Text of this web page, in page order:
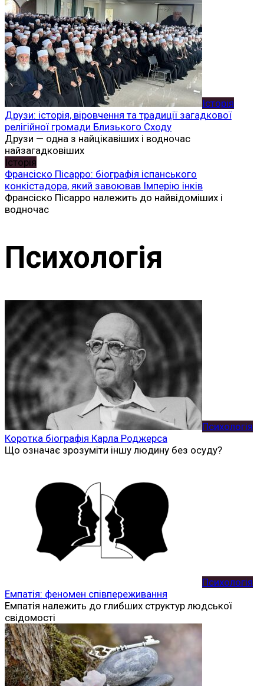
Історія
Друзи: історія, віровчення та традиції загадкової
релігійної громади Близького Сходу
Друзи — одна з найцікавіших і водночас
найзагадковіших
Історія
Франсіско Пісарро: біографія іспанського
конкістадора, який завоював Імперію інків
Франсіско Пісарро належить до найвідоміших і
водночас
Психологія
Психологія
Коротка біографія Карла Роджерса
Що означає зрозуміти іншу людину без осуду?
Психологія
Емпатія: феномен співпереживання
Емпатія належить до глибших структур людської
свідомості